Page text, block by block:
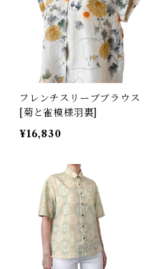
フレンチスリーブブラウス
[菊と雀模様羽裏]
¥16,830